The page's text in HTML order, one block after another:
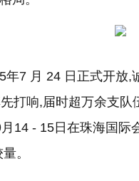
年7 月 24 日正式开放
打响,届时超万余支
14 - 15日在珠海国
。